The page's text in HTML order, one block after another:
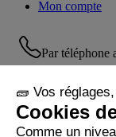
Mon compte
Par téléphone
Suivez-nous !